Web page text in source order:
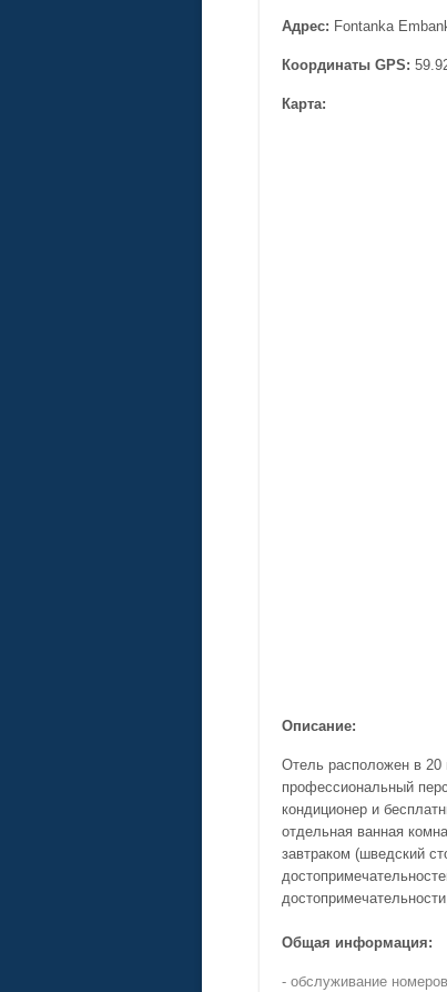
Адрес: Fontanka
Координаты GPS:
Карта:
Описание:
Отель расположен в
профессиональный
кондиционер и
отдельная ванная
завтраком (шведский
Общая информация:
- обслуживание номеров